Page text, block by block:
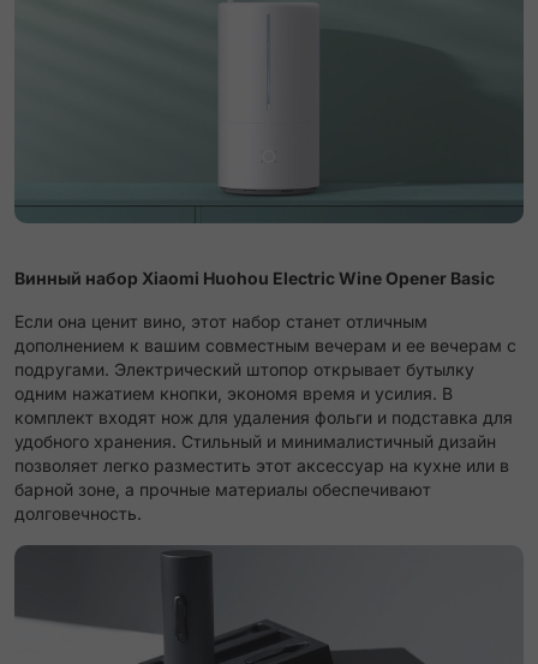
Винный набор Xiaomi Huohou Electric Wine Opener Basic
Если она ценит вино, этот набор станет отличным
дополнением к вашим совместным вечерам и ее вечерам с
подругами. Электрический штопор открывает бутылку
одним нажатием кнопки, экономя время и усилия. В
комплект входят нож для удаления фольги и подставка для
удобного хранения. Стильный и минималистичный дизайн
позволяет легко разместить этот аксессуар на кухне или в
барной зоне, а прочные материалы обеспечивают
долговечность.